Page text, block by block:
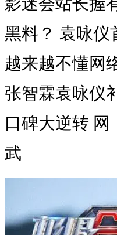
黑料？ 袁咏仪
越来越不懂网
张智霖袁咏仪
口碑大逆转 网
武